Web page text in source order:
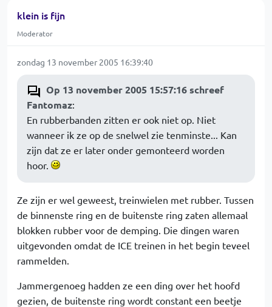
klein is fijn
Moderator
zondag 13 november 2005 16:39:40
Op 13 november 2005 15:57:16 schreef
Fantomaz:
En rubberbanden zitten er ook niet op. Niet
wanneer ik ze op de snelwel zie tenminste... Kan
zijn dat ze er later onder gemonteerd worden
hoor.
Ze zijn er wel geweest, treinwielen met rubber. Tussen
de binnenste ring en de buitenste ring zaten allemaal
blokken rubber voor de demping. Die dingen waren
uitgevonden omdat de ICE treinen in het begin teveel
rammelden.
Jammergenoeg hadden ze een ding over het hoofd
gezien, de buitenste ring wordt constant een beetje